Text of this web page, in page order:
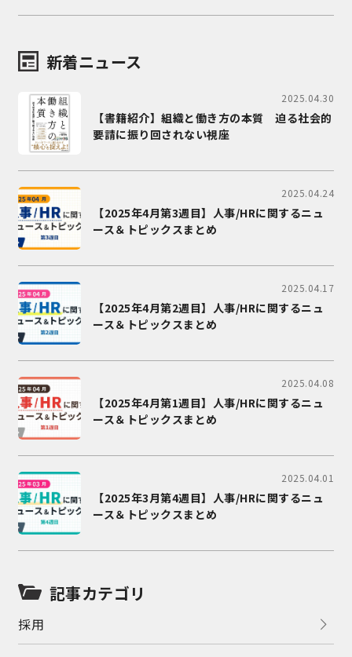
新着ニュース
2025.04.30
【書籍紹介】組織と働き方の本質 迫る社会的
要請に振り回されない視座
2025.04.24
【2025年4月第3週目】人事/HRに関するニュ
ース＆トピックスまとめ
2025.04.17
【2025年4月第2週目】人事/HRに関するニュ
ース＆トピックスまとめ
2025.04.08
【2025年4月第1週目】人事/HRに関するニュ
ース＆トピックスまとめ
2025.04.01
【2025年3月第4週目】人事/HRに関するニュ
ース＆トピックスまとめ
記事カテゴリ
採用